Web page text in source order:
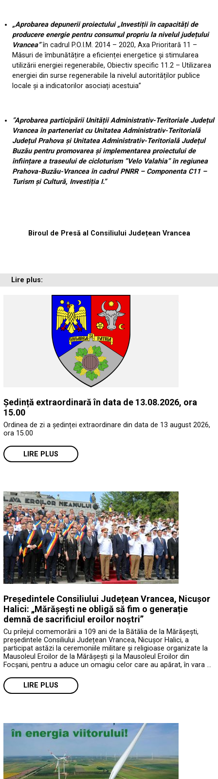
„Aprobarea depunerii proiectului „Investiții în capacități de
producere energie pentru consumul propriu la nivelul județului
Vrancea”în cadrul P.O.I.M. 2014 – 2020, Axa Prioritară 11 –
Măsuri de îmbunătățire a eficienței energetice și stimularea
utilizării energiei regenerabile, Obiectiv specific 11.2 – Utilizarea
energiei din surse regenerabile la nivelul autorităților publice
locale și a indicatorilor asociați acestuia”
”Aprobarea participării Unității Administrativ-Teritoriale Județul
Vrancea în parteneriat cu Unitatea Administrativ-Teritorială
Județul Prahova și Unitatea Administrativ-Teritorială Județul
Buzău pentru promovarea și implementarea proiectului de
înființare a traseului de cicloturism ”Velo Valahia” în regiunea
Prahova-Buzău-Vrancea în cadrul PNRR – Componenta C11 –
Turism și Cultură, Investiția I.”
Biroul de Presă al Consiliului Județean Vrancea
Lire plus:
Ședință extraordinară în data de 13.08.2026, ora
15.00
Ordinea de zi a ședinței extraordinare din data de 13 august 2026,
ora 15.00
LIRE PLUS
Președintele Consiliului Județean Vrancea, Nicușor
Halici: „Mărășești ne obligă să fim o generație
demnă de sacrificiul eroilor noștri”
Cu prilejul comemorării a 109 ani de la Bătălia de la Mărășești,
președintele Consiliului Județean Vrancea, Nicușor Halici, a
participat astăzi la ceremoniile militare și religioase organizate la
Mausoleul Eroilor de la Mărășești și la Mausoleul Eroilor din
Focșani, pentru a aduce un omagiu celor care au apărat, în vara …
LIRE PLUS